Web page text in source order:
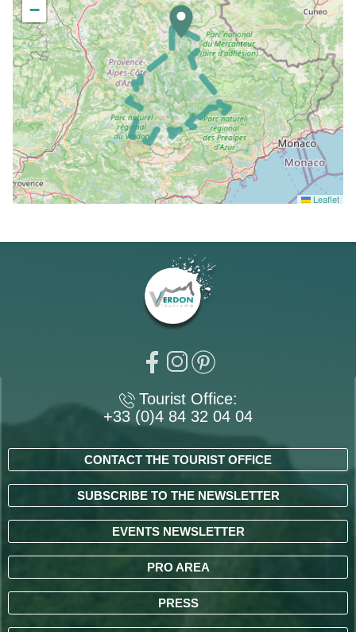
−
Leaflet
Tourist Office:
+33 (0)4 84 32 04 04
CONTACT THE TOURIST OFFICE
SUBSCRIBE TO THE NEWSLETTER
EVENTS NEWSLETTER
PRO AREA
PRESS